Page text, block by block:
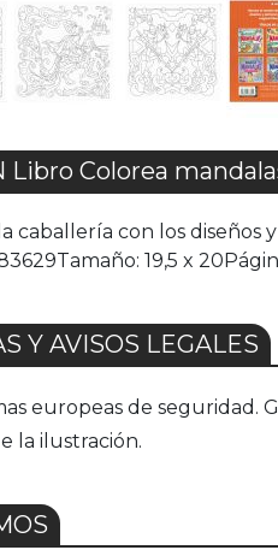
Libro Colorea
caballería con los
19,5 x
Y AVISOS LEGALES
europeas de seguridad.
la ilustración.